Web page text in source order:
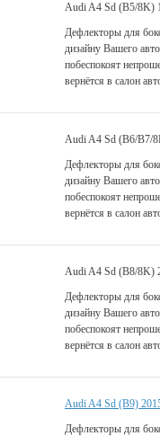
Audi A4 Sd (B5/8K)
Дефлекторы для
дизайну Вашего
побеспокоят
вернётся в салон
Audi A4 Sd (B6/B7/
Дефлекторы для
дизайну Вашего
побеспокоят
вернётся в салон
Audi A4 Sd (B8/8K)
Дефлекторы для
дизайну Вашего
побеспокоят
вернётся в салон
Audi A4 Sd (B9)
Дефлекторы для